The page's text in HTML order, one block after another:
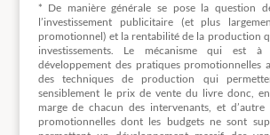
* De manière générale se pose la question
l’investissement publicitaire (et plus
promotionnel) et la rentabilité de la production
investissements. Le mécanisme qui est
développement des pratiques promotionnelles
des techniques de production qui
sensiblement le prix de vente du livre donc,
marge de chacun des intervenants, et
promotionnelles dont les budgets ne sont